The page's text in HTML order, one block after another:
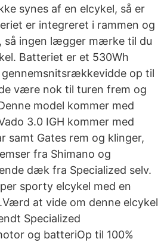
synes af en elcykel, så er
er integreret i rammen og
så ingen lægger mærke til du
Batteriet er et 530Wh
op til
være nok til turen frem og
model kommer med
3.0 IGH kommer med
samt Gates rem og klinger,
fra Shimano og
dæk fra Specialized selv.
sporty elcykel med en
at vide om denne elcykel
Specialized
og batteriOp til 100%